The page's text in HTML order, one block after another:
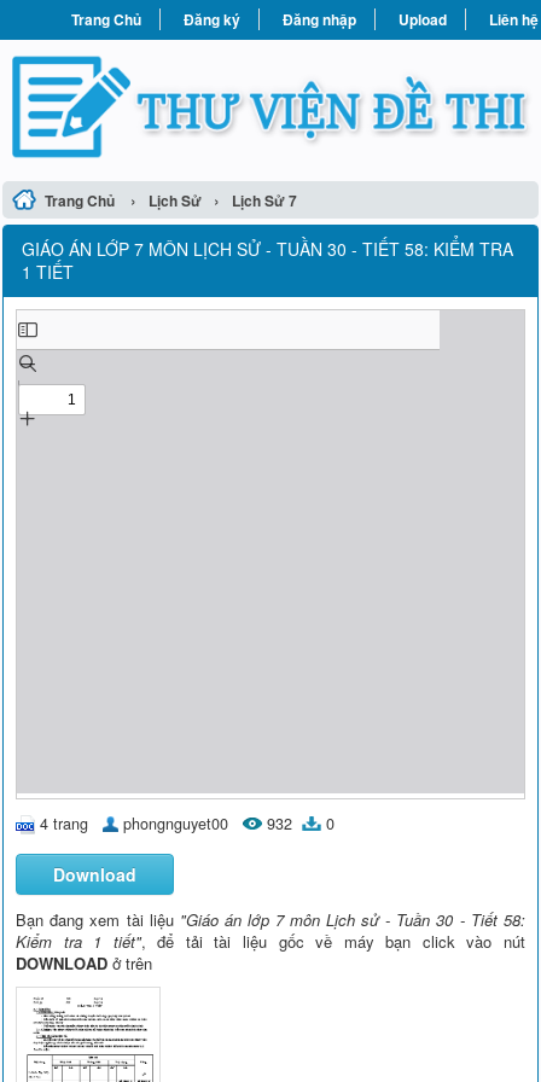
Trang Chủ Đăng ký Đăng nhập Upload Liên hệ
Trang Chủ › Lịch Sử › Lịch Sử 7
GIÁO ÁN LỚP 7 MÔN LỊCH SỬ - TUẦN 30 - TIẾT 58: KIỂM TRA
1 TIẾT
4 trang phongnguyet00 932 0
Download
Bạn đang xem tài liệu "Giáo án lớp 7 môn Lịch sử - Tuần 30 - Tiết 58:
Kiểm tra 1 tiết", để tải tài liệu gốc về máy bạn click vào nút
DOWNLOAD ở trên